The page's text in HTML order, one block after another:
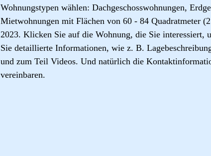
Wohnungstypen wählen: Dachgeschosswohnungen,
Mietwohnungen mit Flächen von 60 - 84 Quadratmeter
2023. Klicken Sie auf die Wohnung, die Sie interessiert,
Sie detaillierte Informationen, wie z. B.
und zum Teil Videos. Und natürlich die
vereinbaren.